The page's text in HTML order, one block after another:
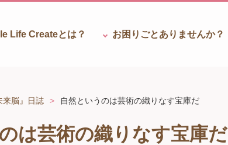
Life Createとは？ お困りごとありませんか？
来脳』日誌 自然というのは芸術の織りなす宝庫だ
は芸術の織りなす宝庫だ